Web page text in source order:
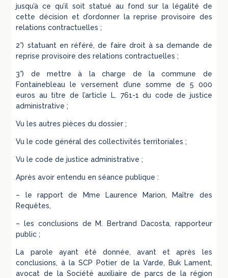
jusqu’à ce qu’il soit statué au fond sur la légalité de
cette décision et d’ordonner la reprise provisoire des
relations contractuelles ;
2°) statuant en référé, de faire droit à sa demande de
reprise provisoire des relations contractuelles ;
3°) de mettre à la charge de la commune de
Fontainebleau le versement d’une somme de 5 000
euros au titre de l’article L. 761-1 du code de justice
administrative ;
Vu les autres pièces du dossier ;
Vu le code général des collectivités territoriales ;
Vu le code de justice administrative ;
Après avoir entendu en séance publique :
– le rapport de Mme Laurence Marion, Maître des
Requêtes,
– les conclusions de M. Bertrand Dacosta, rapporteur
public ;
La parole ayant été donnée, avant et après les
conclusions, à la SCP Potier de la Varde, Buk Lament,
avocat de la Société auxiliaire de parcs de la région